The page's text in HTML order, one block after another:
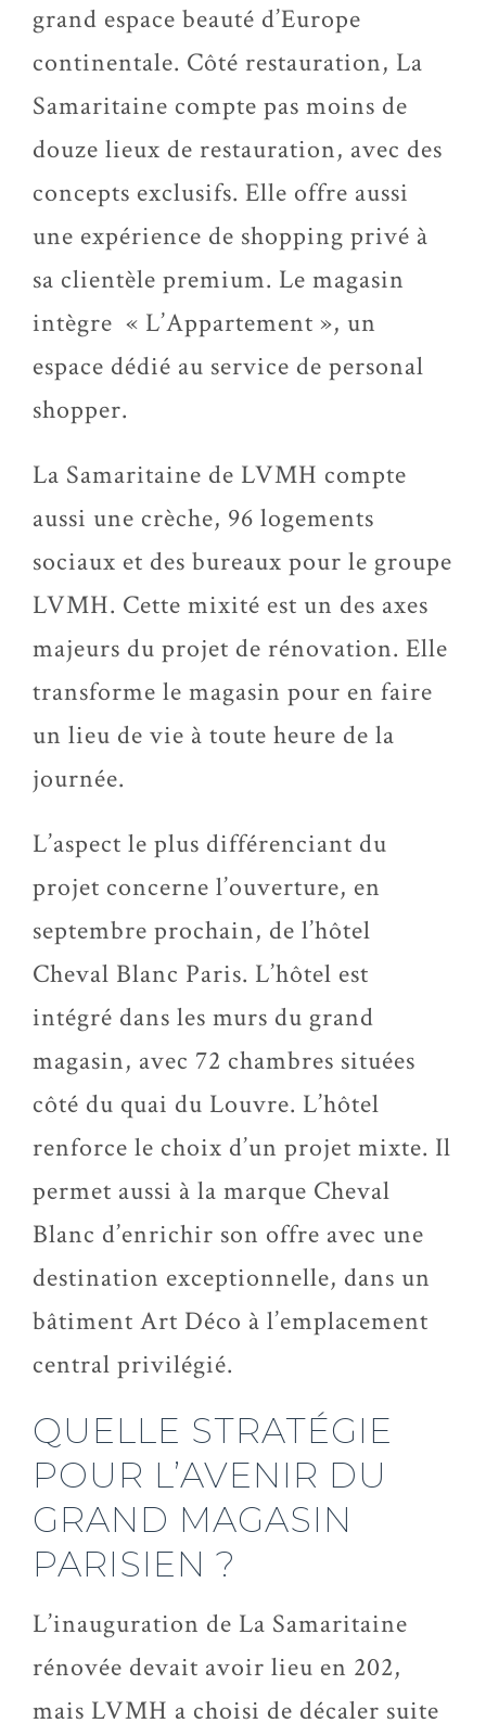
grand espace beauté d’Europe
continentale. Côté restauration, La
Samaritaine compte pas moins de
douze lieux de restauration, avec des
concepts exclusifs. Elle offre aussi
une expérience de shopping privé à
sa clientèle premium. Le magasin
intègre « L’Appartement », un
espace dédié au service de personal
shopper.
La Samaritaine de LVMH compte
aussi une crèche, 96 logements
sociaux et des bureaux pour le groupe
LVMH. Cette mixité est un des axes
majeurs du projet de rénovation. Elle
transforme le magasin pour en faire
un lieu de vie à toute heure de la
journée.
L’aspect le plus différenciant du
projet concerne l’ouverture, en
septembre prochain, de l’hôtel
Cheval Blanc Paris. L’hôtel est
intégré dans les murs du grand
magasin, avec 72 chambres situées
côté du quai du Louvre. L’hôtel
renforce le choix d’un projet mixte. Il
permet aussi à la marque Cheval
Blanc d’enrichir son offre avec une
destination exceptionnelle, dans un
bâtiment Art Déco à l’emplacement
central privilégié.
QUELLE STRATÉGIE
POUR L’AVENIR DU
GRAND MAGASIN
PARISIEN ?
L’inauguration de La Samaritaine
rénovée devait avoir lieu en 202,
mais LVMH a choisi de décaler suite